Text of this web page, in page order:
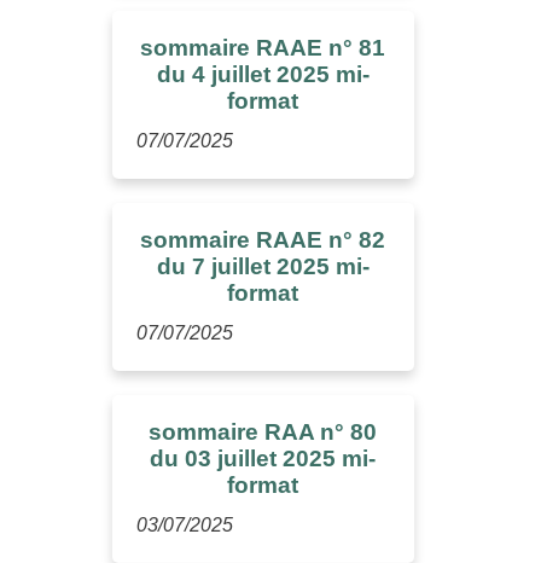
sommaire RAAE n° 81
du 4 juillet 2025 mi-
format
07/07/2025
sommaire RAAE n° 82
du 7 juillet 2025 mi-
format
07/07/2025
sommaire RAA n° 80
du 03 juillet 2025 mi-
format
03/07/2025